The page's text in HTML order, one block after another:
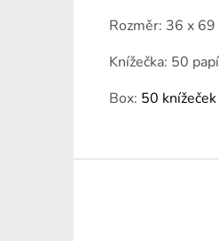
Rozměr: 36 x 69
Knížečka: 50
Box: 50 knížeček